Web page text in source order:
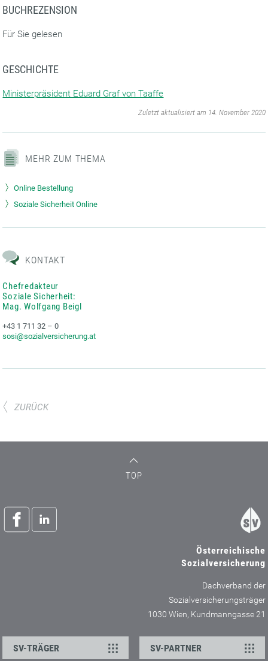
BUCHREZENSION
Für Sie gelesen
GESCHICHTE
Ministerpräsident Eduard Graf von Taaffe
Zuletzt aktualisiert am 14. November 2020
MEHR ZUM THEMA
Online Bestellung
Soziale Sicherheit Online
KONTAKT
Chefredakteur
Soziale Sicherheit:
Mag. Wolfgang Beigl
+43 1 711 32 – 0
sosi@sozialversicherung.at
ZURÜCK
TOP
Österreichische
Sozialversicherung
Dachverband der
Sozialversicherungsträger
1030 Wien, Kundmanngasse 21
SV-TRÄGER SV-PARTNER